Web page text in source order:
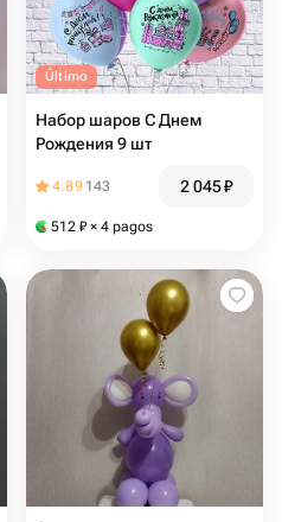
Último
Набор шаров С Днем
Рождения 9 шт
4.89 143 2 045₽
512 ₽ × 4 pagos